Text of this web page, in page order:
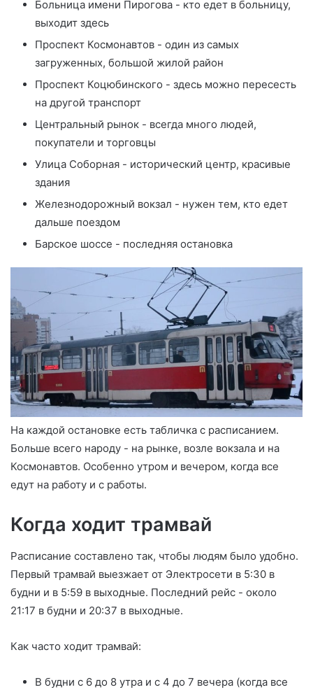
Больница имени Пирогова - кто едет в больницу,
выходит здесь
Проспект Космонавтов - один из самых
загруженных, большой жилой район
Проспект Коцюбинского - здесь можно пересесть
на другой транспорт
Центральный рынок - всегда много людей,
покупатели и торговцы
Улица Соборная - исторический центр, красивые
здания
Железнодорожный вокзал - нужен тем, кто едет
дальше поездом
Барское шоссе - последняя остановка
На каждой остановке есть табличка с расписанием.
Больше всего народу - на рынке, возле вокзала и на
Космонавтов. Особенно утром и вечером, когда все
едут на работу и с работы.
Когда ходит трамвай
Расписание составлено так, чтобы людям было удобно.
Первый трамвай выезжает от Электросети в 5:30 в
будни и в 5:59 в выходные. Последний рейс - около
21:17 в будни и 20:37 в выходные.
Как часто ходит трамвай:
В будни с 6 до 8 утра и с 4 до 7 вечера (когда все